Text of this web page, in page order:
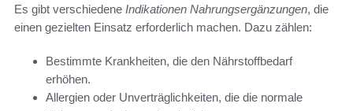
Es gibt verschiedene Indikationen Nahrungsergänzungen, die
einen gezielten Einsatz erforderlich machen. Dazu zählen:
Bestimmte Krankheiten, die den Nährstoffbedarf
erhöhen.
Allergien oder Unverträglichkeiten, die die normale